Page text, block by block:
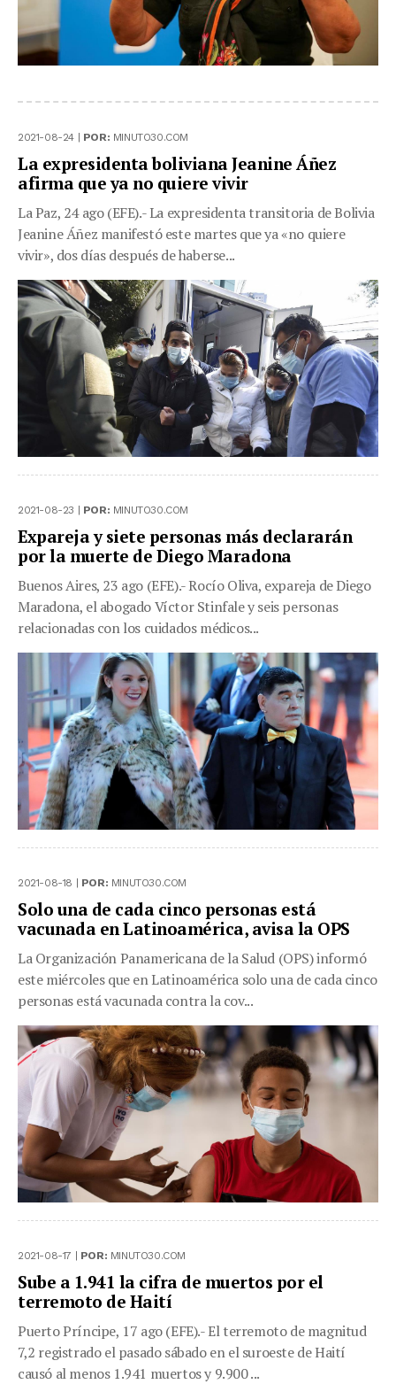
2021-08-24 | POR: MINUTO30.COM
La expresidenta boliviana Jeanine Áñez
afirma que ya no quiere vivir
La Paz, 24 ago (EFE).- La expresidenta transitoria de Bolivia
Jeanine Áñez manifestó este martes que ya «no quiere
vivir», dos días después de haberse...
2021-08-23 | POR: MINUTO30.COM
Expareja y siete personas más declararán
por la muerte de Diego Maradona
Buenos Aires, 23 ago (EFE).- Rocío Oliva, expareja de Diego
Maradona, el abogado Víctor Stinfale y seis personas
relacionadas con los cuidados médicos...
2021-08-18 | POR: MINUTO30.COM
Solo una de cada cinco personas está
vacunada en Latinoamérica, avisa la OPS
La Organización Panamericana de la Salud (OPS) informó
este miércoles que en Latinoamérica solo una de cada cinco
personas está vacunada contra la cov...
2021-08-17 | POR: MINUTO30.COM
Sube a 1.941 la cifra de muertos por el
terremoto de Haití
Puerto Príncipe, 17 ago (EFE).- El terremoto de magnitud
7,2 registrado el pasado sábado en el suroeste de Haití
causó al menos 1.941 muertos y 9.900 ...